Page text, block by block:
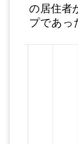
の居住者
プであっ